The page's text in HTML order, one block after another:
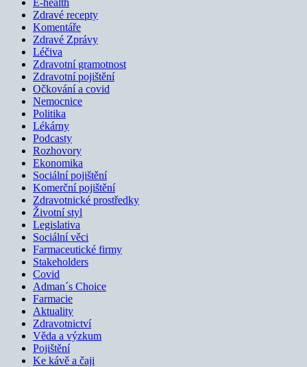
Zdravé recepty
Komentáře
Zdravé Zprávy
Léčiva
Zdravotní gramotnost
Zdravotní pojištění
Očkování a covid
Nemocnice
Politika
Lékárny
Podcasty
Rozhovory
Ekonomika
Sociální pojištění
Komerční pojištění
Zdravotnické prostředky
Životní styl
Legislativa
Sociální věci
Farmaceutické firmy
Stakeholders
Covid
Adman´s Choice
Farmacie
Aktuality
Zdravotnictví
Věda a výzkum
Pojištění
Ke kávě a čaji